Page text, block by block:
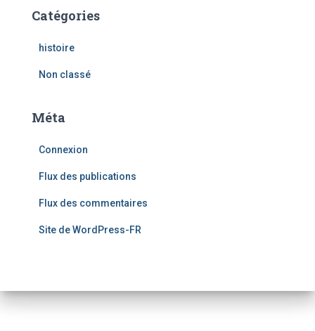
Catégories
histoire
Non classé
Méta
Connexion
Flux des publications
Flux des commentaires
Site de WordPress-FR